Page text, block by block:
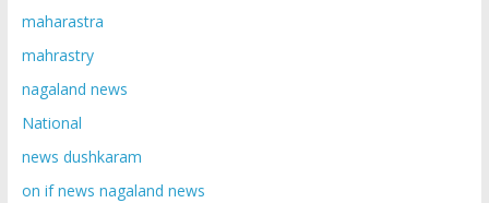
maharastra
mahrastry
nagaland news
National
news dushkaram
on if news nagaland news